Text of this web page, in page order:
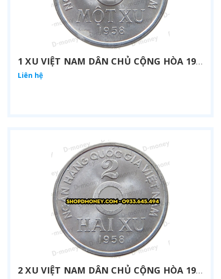
1 XU VIỆT NAM DÂN CHỦ CỘNG HÒA 1958
Liên hệ
2 XU VIỆT NAM DÂN CHỦ CỘNG HÒA 1958